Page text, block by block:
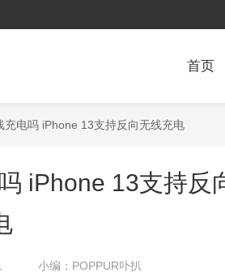
首页
电吗 iPhone 13支持反向无线充电
iPhone 13支持反
小编： POPPUR卟扒